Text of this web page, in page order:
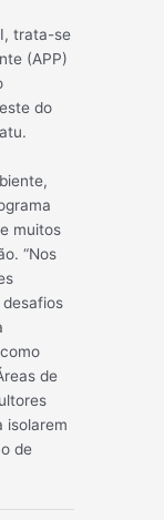
trata-se
(APP)
do
muitos
“Nos
de
isolarem
de